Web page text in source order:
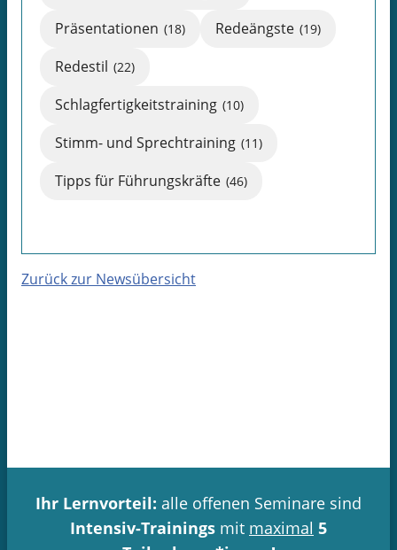
Präsentationen (18) Redeängste (19)
Redestil (22)
Schlagfertigkeitstraining (10)
Stimm- und Sprechtraining (11)
Tipps für Führungskräfte (46)
Zurück zur Newsübersicht
Ihr Lernvorteil: alle offenen Seminare sind
Intensiv-Trainings mit maximal 5